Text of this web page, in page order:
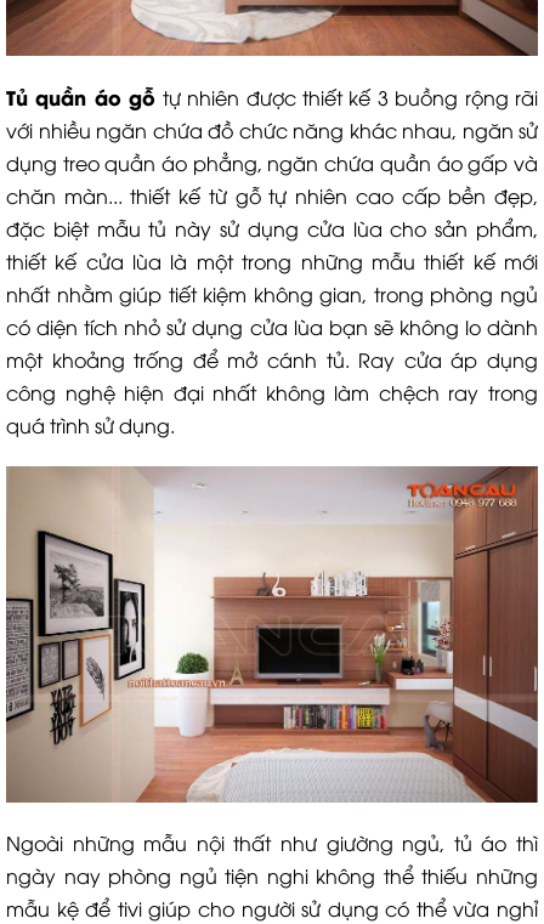
Tủ quần áo gỗ tự nhiên được thiết kế 3 buồng rộng rãi
với nhiều ngăn chứa đồ chức năng khác nhau, ngăn sử
dụng treo quần áo phẳng, ngăn chứa quần áo gấp và
chăn màn... thiết kế từ gỗ tự nhiên cao cấp bền đẹp,
đặc biệt mẫu tủ này sử dụng cửa lùa cho sản phẩm,
thiết kế cửa lùa là một trong những mẫu thiết kế mới
nhất nhằm giúp tiết kiệm không gian, trong phòng ngủ
có diện tích nhỏ sử dụng cửa lùa bạn sẽ không lo dành
một khoảng trống để mở cánh tủ. Ray cửa áp dụng
công nghệ hiện đại nhất không làm chệch ray trong
quá trình sử dụng.
Ngoài những mẫu nội thất như giường ngủ, tủ áo thì
ngày nay phòng ngủ tiện nghi không thể thiếu những
mẫu kệ để tivi giúp cho người sử dụng có thể vừa nghỉ